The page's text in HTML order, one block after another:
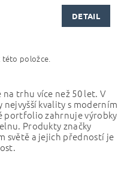
DETAIL
této položce.
na trhu více než 50 let. V
kvality s moderním
portfoliozahrnuje výrobky
Produkty značky
světě a jejich předností je